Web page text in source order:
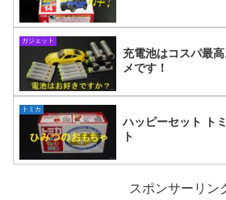
ガジェット
充電池はコスパ最
メです！
トミカ
ハッピーセット ト
ト
スポンサーリン